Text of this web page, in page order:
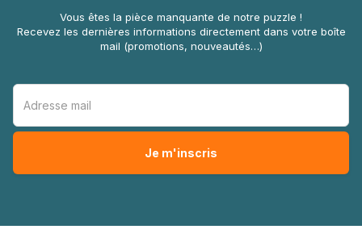
Vous êtes la pièce manquante de notre puzzle !
Recevez les dernières informations directement dans votre boîte
mail (promotions, nouveautés…)